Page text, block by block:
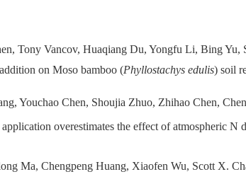
Tony Vancov, Huaqiang Du, Yongfu Li, Bing Yu,
on Moso bamboo (Phyllostachys edulis) soil
Youchao Chen, Shoujia Zhuo, Zhihao Chen,
overestimates the effect of atmospheric N
Ma, Chengpeng Huang, Xiaofen Wu, Scott X.